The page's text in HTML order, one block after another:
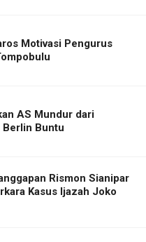
Motivasi Pengurus
AS Mundur dari
Berlin Buntu
Rismon Sianipar
Kasus Ijazah Joko